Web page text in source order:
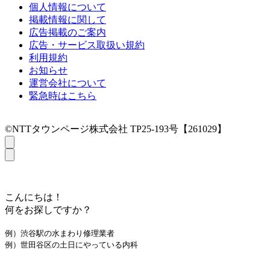
個人情報について
掲載情報に関して
広告掲載のご案内
広告・サービス取扱い規約
利用規約
お知らせ
運営会社について
緊急時はこちら
©NTTタウンページ株式会社 TP25-193号【261029】
こんにちは！
何をお探しですか？
例）渋谷駅の水まわり修理業者
例）世田谷区の土日にやっている内科